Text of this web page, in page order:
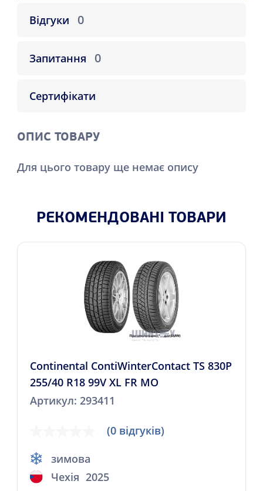
Відгуки 0
Запитання 0
Сертифікати
ОПИС ТОВАРУ
Для цього товару ще немає опису
РЕКОМЕНДОВАНІ ТОВАРИ
Continental ContiWinterContact TS 830P
255/40 R18 99V XL FR MO
Артикул: 293411
(0 відгуків)
зимова
Чехія 2025